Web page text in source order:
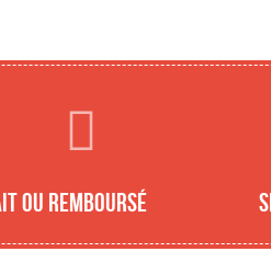
ou remboursé